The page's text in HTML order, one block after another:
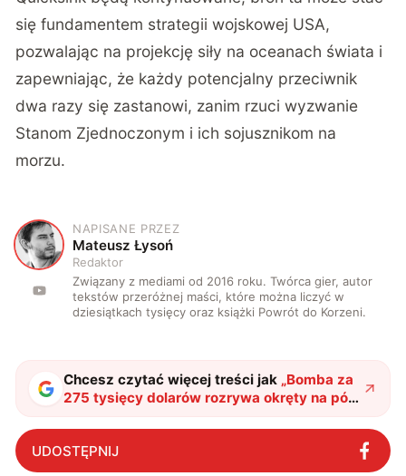
się fundamentem strategii wojskowej USA,
pozwalając na projekcję siły na oceanach świata i
zapewniając, że każdy potencjalny przeciwnik
dwa razy się zastanowi, zanim rzuci wyzwanie
Stanom Zjednoczonym i ich sojusznikom na
morzu.
M
NAPISANE PRZEZ
Mateusz Łysoń
Redaktor
Związany z mediami od 2016 roku. Twórca gier, autor
tekstów przeróżnej maści, które można liczyć w
dziesiątkach tysięcy oraz książki Powrót do Korzeni.
Chcesz czytać więcej treści jak „Bomba za
275 tysięcy dolarów rozrywa okręty na pół.
B-2 Spirit przetestował nową zabójczą
broń"?
UDOSTĘPNIJ